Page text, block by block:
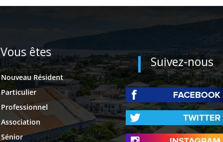
Vous êtes
Nouveau Résident
Particulier
Professionnel
Association
Sénior
Suivez-nous